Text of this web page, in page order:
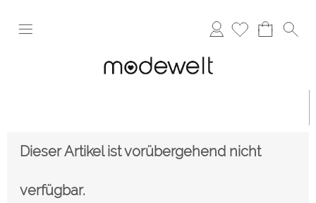
Anmelden
Dieser Artikel ist vorübergehend nicht
verfügbar.